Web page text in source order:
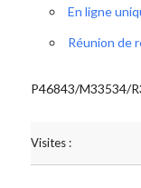
En ligne
Réunion de
P46843/M33534/
Visites :